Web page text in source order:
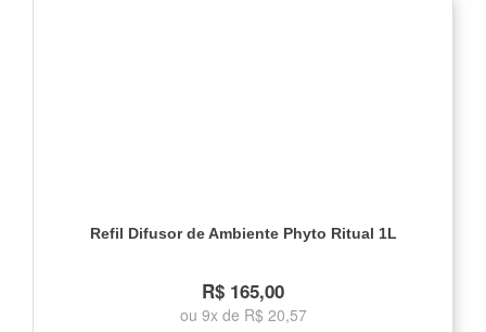
Refil Difusor de Ambiente Phyto Ritual 1L
R$ 165,00
ou 9x de R$ 20,57